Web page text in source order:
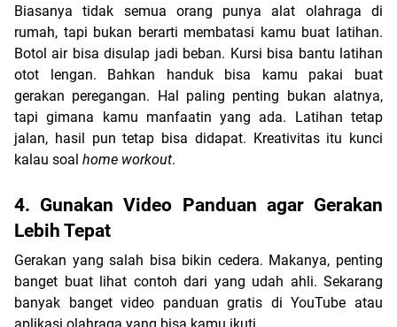
Biasanya tidak semua orang punya alat olahraga di
rumah, tapi bukan berarti membatasi kamu buat latihan.
Botol air bisa disulap jadi beban. Kursi bisa bantu latihan
otot lengan. Bahkan handuk bisa kamu pakai buat
gerakan peregangan. Hal paling penting bukan alatnya,
tapi gimana kamu manfaatin yang ada. Latihan tetap
jalan, hasil pun tetap bisa didapat. Kreativitas itu kunci
kalau soal home workout.
4. Gunakan Video Panduan agar Gerakan
Lebih Tepat
Gerakan yang salah bisa bikin cedera. Makanya, penting
banget buat lihat contoh dari yang udah ahli. Sekarang
banyak banget video panduan gratis di YouTube atau
aplikasi olahraga yang bisa kamu ikuti.